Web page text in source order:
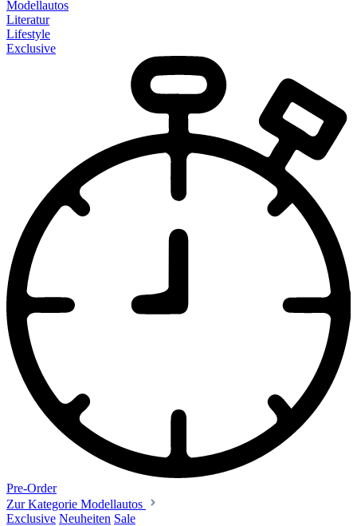
Modellautos
Literatur
Lifestyle
Exclusive
Pre-Order
Zur Kategorie Modellautos
Exclusive Neuheiten Sale